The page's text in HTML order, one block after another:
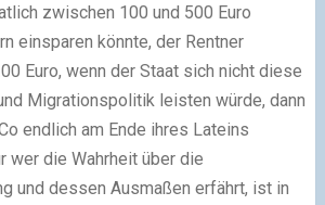
zwischen 100 und 500 Euro
einsparen könnte, der Rentner
Euro, wenn der Staat sich nicht diese
Migrationspolitik leisten würde, dann
endlich am Ende ihres Lateins
wer die Wahrheit über die
und dessen Ausmaßen erfährt, ist in